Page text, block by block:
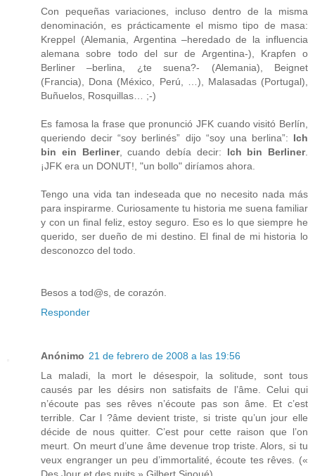
Con pequeñas variaciones, incluso dentro de la misma
denominación, es prácticamente el mismo tipo de masa:
Kreppel (Alemania, Argentina –heredado de la influencia
alemana sobre todo del sur de Argentina-), Krapfen o
Berliner –berlina, ¿te suena?- (Alemania), Beignet
(Francia), Dona (México, Perú, …), Malasadas (Portugal),
Buñuelos, Rosquillas… ;-)
Es famosa la frase que pronunció JFK cuando visitó Berlín,
queriendo decir “soy berlinés” dijo “soy una berlina”: Ich
bin ein Berliner, cuando debía decir: Ich bin Berliner.
¡JFK era un DONUT!, "un bollo" diríamos ahora.
Tengo una vida tan indeseada que no necesito nada más
para inspirarme. Curiosamente tu historia me suena familiar
y con un final feliz, estoy seguro. Eso es lo que siempre he
querido, ser dueño de mi destino. El final de mi historia lo
desconozco del todo.
Besos a tod@s, de corazón.
Responder
Anónimo 21 de febrero de 2008 a las 19:56
La maladi, la mort le désespoir, la solitude, sont tous
causés par les désirs non satisfaits de l’âme. Celui qui
n’écoute pas ses rêves n’écoute pas son âme. Et c’est
terrible. Car l ?âme devient triste, si triste qu’un jour elle
décide de nous quitter. C’est pour cette raison que l’on
meurt. On meurt d’une âme devenue trop triste. Alors, si tu
veux engranger un peu d’immortalité, écoute tes rêves. («